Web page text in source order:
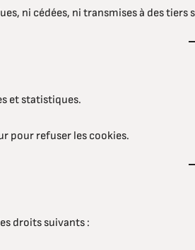
ni cédées, ni transmises à des
et statistiques.
pour refuser les cookies.
droits suivants :